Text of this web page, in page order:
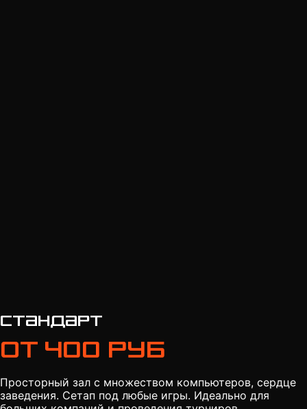
Стандарт
От 400 руб
Просторный зал с множеством компьютеров, сердце
заведения. Сетап под любые игры. Идеально для